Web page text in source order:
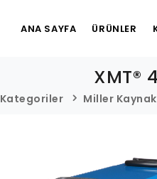
ANA SAYFA ÜRÜNLER
XMT®
Kategoriler Miller